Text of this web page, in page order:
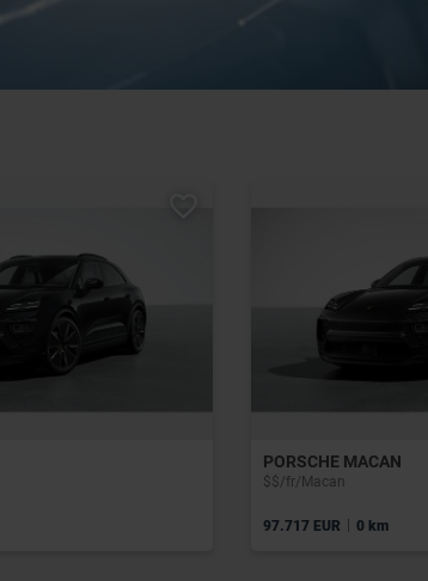
PORSCHE MACAN
$$/fr/Macan
97.717 EUR | 0 km